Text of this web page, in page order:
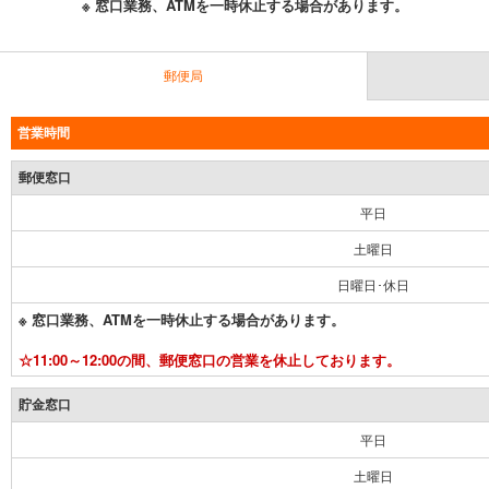
※ 窓口業務、ATMを一時休止する場合があります。
郵便局
営業時間
郵便窓口
平日
土曜日
日曜日･休日
※ 窓口業務、ATMを一時休止する場合があります。
☆11:00～12:00の間、郵便窓口の営業を休止しております。
貯金窓口
平日
土曜日